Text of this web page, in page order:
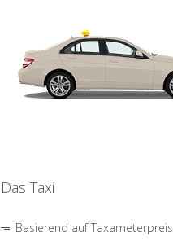
Das Taxi
Basierend auf Taxameterpreis